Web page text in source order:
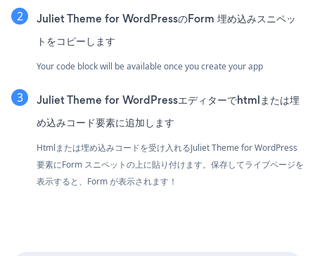
Juliet Theme for WordPressのForm 埋め込みスニペッ
トをコピーします
Your code block will be available once you create your app
Juliet Theme for WordPressエディターでhtmlまたは埋
め込みコード要素に追加します
Htmlまたは埋め込みコードを受け入れるJuliet Theme for WordPress
要素にForm スニペットの上に貼り付けます。保存してライブページを
表示すると、Form が表示されます！